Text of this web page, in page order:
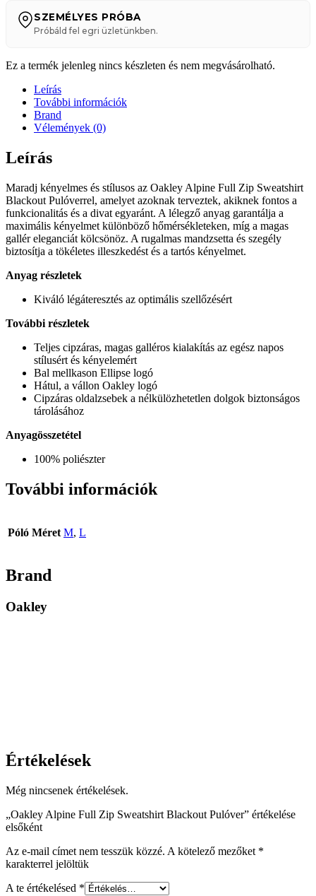
SZEMÉLYES PRÓBA
Próbáld fel egri üzletünkben.
Ez a termék jelenleg nincs készleten és nem megvásárolható.
Leírás
További információk
Brand
Vélemények (0)
Leírás
Maradj kényelmes és stílusos az Oakley Alpine Full Zip Sweatshirt
Blackout Pulóverrel, amelyet azoknak terveztek, akiknek fontos a
funkcionalitás és a divat egyaránt. A lélegző anyag garantálja a
maximális kényelmet különböző hőmérsékleteken, míg a magas
gallér eleganciát kölcsönöz. A rugalmas mandzsetta és szegély
biztosítja a tökéletes illeszkedést és a tartós kényelmet.
Anyag részletek
Kiváló légáteresztés az optimális szellőzésért
További részletek
Teljes cipzáras, magas galléros kialakítás az egész napos
stílusért és kényelemért
Bal mellkason Ellipse logó
Hátul, a vállon Oakley logó
Cipzáras oldalzsebek a nélkülözhetetlen dolgok biztonságos
tárolásához
Anyagösszetétel
100% poliészter
További információk
Póló Méret M, L
Brand
Oakley
Értékelések
Még nincsenek értékelések.
„Oakley Alpine Full Zip Sweatshirt Blackout Pulóver” értékelése
elsőként
Az e-mail címet nem tesszük közzé. A kötelező mezőket *
karakterrel jelöltük
A te értékelésed *